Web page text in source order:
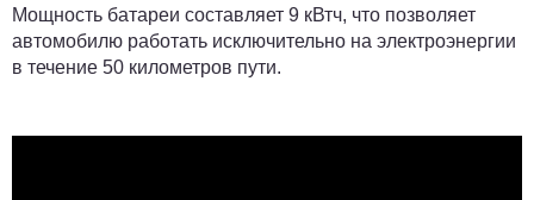
Мощность батареи составляет 9 кВтч, что позволяет
автомобилю работать исключительно на электроэнергии
в течение 50 километров пути.